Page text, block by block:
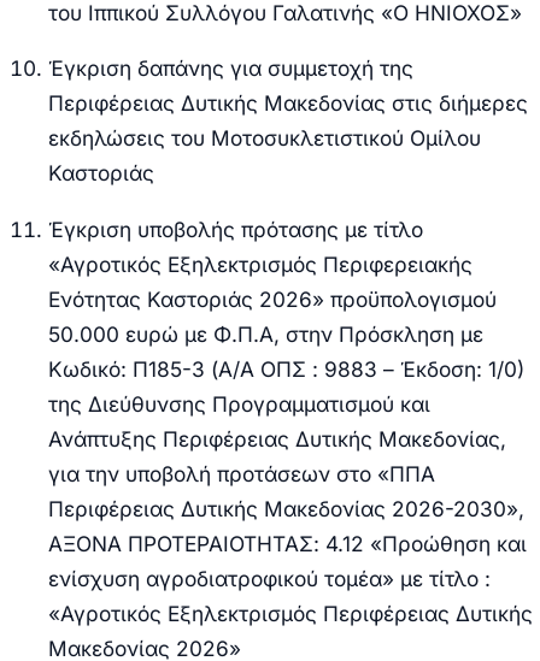
του Ιππικού Συλλόγου Γαλατινής «Ο ΗΝΙΟΧΟΣ»
Έγκριση δαπάνης για συμμετοχή της
Περιφέρειας Δυτικής Μακεδονίας στις διήμερες
εκδηλώσεις του Μοτοσυκλετιστικού Ομίλου
Καστοριάς
Έγκριση υποβολής πρότασης με τίτλο
«Αγροτικός Εξηλεκτρισμός Περιφερειακής
Ενότητας Καστοριάς 2026» προϋπολογισμού
50.000 ευρώ με Φ.Π.Α, στην Πρόσκληση με
Κωδικό: Π185-3 (Α/Α ΟΠΣ : 9883 – Έκδοση: 1/0)
της Διεύθυνσης Προγραμματισμού και
Ανάπτυξης Περιφέρειας Δυτικής Μακεδονίας,
για την υποβολή προτάσεων στο «ΠΠΑ
Περιφέρειας Δυτικής Μακεδονίας 2026-2030»,
ΑΞΟΝΑ ΠΡΟΤΕΡΑΙΟΤΗΤΑΣ: 4.12 «Προώθηση και
ενίσχυση αγροδιατροφικού τομέα» με τίτλο :
«Αγροτικός Εξηλεκτρισμός Περιφέρειας Δυτικής
Μακεδονίας 2026»